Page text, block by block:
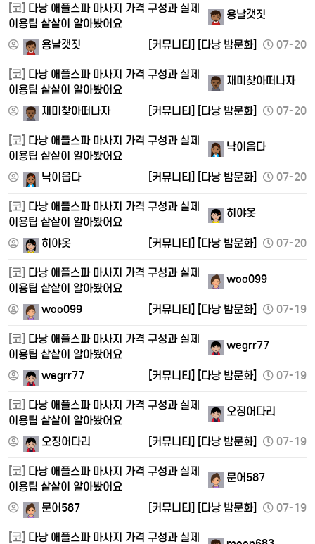
[코] 다낭 애플스파 마사지 가격 구성과 실제
이용팁 샅샅이 알아봤어요
용날갯짓
용날갯짓 [커뮤니티] [다낭 밤문화] 07-20
[코] 다낭 애플스파 마사지 가격 구성과 실제
이용팁 샅샅이 알아봤어요
재미찾아떠나자
재미찾아떠나자 [커뮤니티] [다낭 밤문화] 07-20
[코] 다낭 애플스파 마사지 가격 구성과 실제
이용팁 샅샅이 알아봤어요
낙이읍다
낙이읍다 [커뮤니티] [다낭 밤문화] 07-20
[코] 다낭 애플스파 마사지 가격 구성과 실제
이용팁 샅샅이 알아봤어요
히야옷
히야옷 [커뮤니티] [다낭 밤문화] 07-20
[코] 다낭 애플스파 마사지 가격 구성과 실제
이용팁 샅샅이 알아봤어요
woo099
woo099 [커뮤니티] [다낭 밤문화] 07-19
[코] 다낭 애플스파 마사지 가격 구성과 실제
이용팁 샅샅이 알아봤어요
wegrr77
wegrr77 [커뮤니티] [다낭 밤문화] 07-19
[코] 다낭 애플스파 마사지 가격 구성과 실제
이용팁 샅샅이 알아봤어요
오징어다리
오징어다리 [커뮤니티] [다낭 밤문화] 07-19
[코] 다낭 애플스파 마사지 가격 구성과 실제
이용팁 샅샅이 알아봤어요
문어587
문어587 [커뮤니티] [다낭 밤문화] 07-19
[코] 다낭 애플스파 마사지 가격 구성과 실제